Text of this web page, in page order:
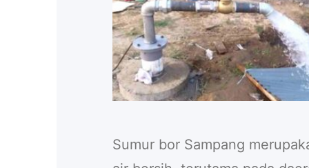
Sumur bor Sampang